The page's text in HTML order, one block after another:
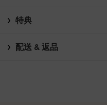
特典
配送 & 返品